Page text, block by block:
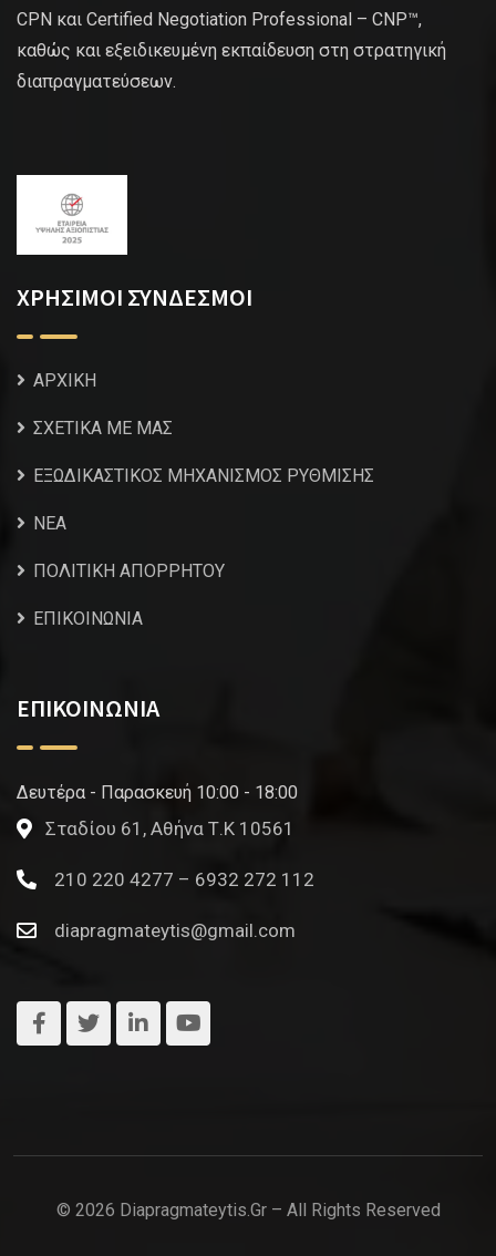
CPN και Certified Negotiation Professional – CNP™,
καθώς και εξειδικευμένη εκπαίδευση στη στρατηγική
διαπραγματεύσεων.
ΧΡΗΣΙΜΟΙ ΣΥΝΔΕΣΜΟΙ
ΑΡΧΙΚΗ
ΣΧΕΤΙΚΑ ΜΕ ΜΑΣ
ΕΞΩΔΙΚΑΣΤΙΚΟΣ ΜΗΧΑΝΙΣΜΟΣ ΡΥΘΜΙΣΗΣ
NEA
ΠΟΛΙΤΙΚΗ ΑΠΟΡΡΗΤΟΥ
ΕΠΙΚΟΙΝΩΝΙΑ
ΕΠΙΚΟΙΝΩΝΙΑ
Δευτέρα - Παρασκευή 10:00 - 18:00
Σταδίου 61, Αθήνα Τ.Κ 10561
210 220 4277 – 6932 272 112
diapragmateytis@gmail.com
© 2026 Diapragmateytis.gr – All Rights Reserved